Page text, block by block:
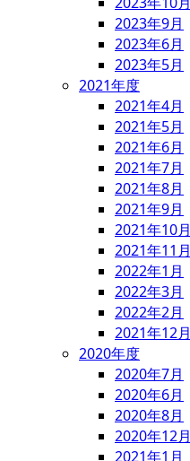
2023年9月
2023年6月
2023年5月
2021年度
2021年4月
2021年5月
2021年6月
2021年7月
2021年8月
2021年9月
2021年10月
2021年11月
2022年1月
2022年3月
2022年2月
2021年12月
2020年度
2020年7月
2020年6月
2020年8月
2020年12月
2021年1月